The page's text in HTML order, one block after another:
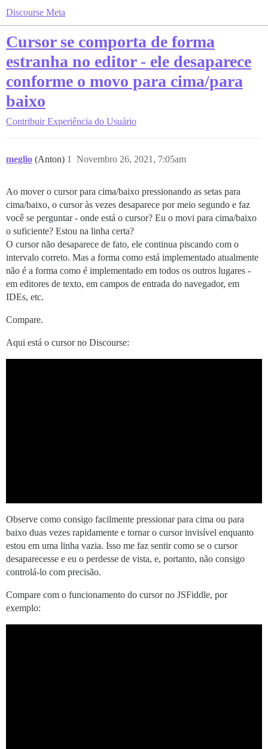
Discourse Meta
Cursor se comporta de forma
estranha no editor - ele desaparece
conforme o movo para cima/para
baixo
Contribuir Experiência do Usuário
meglio (Anton) Novembro 26, 2021, 7:05am
1
Ao mover o cursor para cima/baixo pressionando as setas para
cima/baixo, o cursor às vezes desaparece por meio segundo e faz
você se perguntar - onde está o cursor? Eu o movi para cima/baixo
o suficiente? Estou na linha certa?
O cursor não desaparece de fato, ele continua piscando com o
intervalo correto. Mas a forma como está implementado atualmente
não é a forma como é implementado em todos os outros lugares -
em editores de texto, em campos de entrada do navegador, em
IDEs, etc.
Compare.
Aqui está o cursor no Discourse:
Observe como consigo facilmente pressionar para cima ou para
baixo duas vezes rapidamente e tornar o cursor invisível enquanto
estou em uma linha vazia. Isso me faz sentir como se o cursor
desaparecesse e eu o perdesse de vista, e, portanto, não consigo
controlá-lo com precisão.
Compare com o funcionamento do cursor no JSFiddle, por
exemplo: